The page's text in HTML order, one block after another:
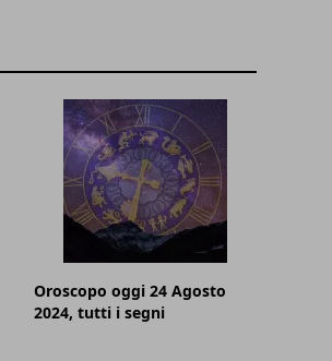
Oroscopo oggi 24 Agosto
2024, tutti i segni